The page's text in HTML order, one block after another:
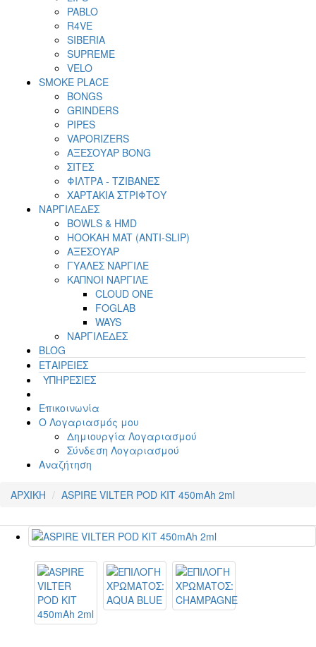
PABLO
R4VE
SIBERIA
SUPREME
VELO
SMOKE PLACE
BONGS
GRINDERS
PIPES
VAPORIZERS
ΑΞΕΣΟΥΑΡ BONG
ΣΙΤΕΣ
ΦΙΛΤΡΑ - ΤΖΙΒΑΝΕΣ
ΧΑΡΤΑΚΙΑ ΣΤΡΙΦΤΟΥ
ΝΑΡΓΙΛΕΔΕΣ
BOWLS & HMD
HOOKAH MAT (ANTI-SLIP)
ΑΞΕΣΟΥΑΡ
ΓΥΑΛΕΣ ΝΑΡΓΙΛΕ
ΚΑΠΝΟΙ ΝΑΡΓΙΛΕ
CLOUD ONE
FOGLAB
WAYS
ΝΑΡΓΙΛΕΔΕΣ
BLOG
ΕΤΑΙΡΕΙΕΣ
ΥΠΗΡΕΣΙΕΣ
Επικοινωνία
Ο Λογαριασμός μου
Δημιουργία Λογαριασμού
Σύνδεση Λογαριασμού
Αναζήτηση
ΑΡΧΙΚΗ ASPIRE VILTER POD KIT 450mAh 2ml